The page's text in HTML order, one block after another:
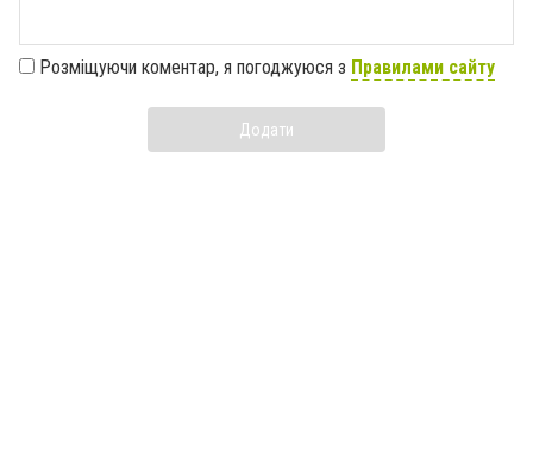
Розміщуючи коментар, я погоджуюся з Правилами сайту
Додати